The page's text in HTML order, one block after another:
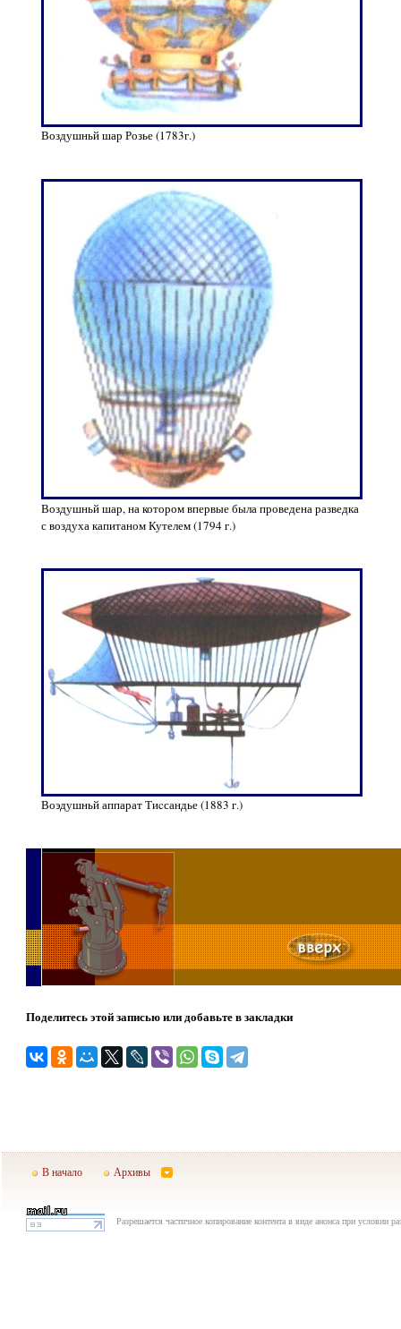
Воздушньй шар Розье (1783г.)
Воздушньй шар, на котором впервые была проведена разведка
с воздуха капитаном Кутелем (1794 г.)
Воэдушньй аппарат Тиcсандье (1883 г.)
Поделитесь этой записью или добавьте в закладки
В начало Архивы
Разрешается частичное копирование контента в виде анонса при условии